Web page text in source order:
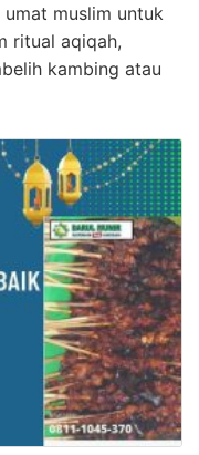
muslim untuk
ritual aqiqah,
kambing atau